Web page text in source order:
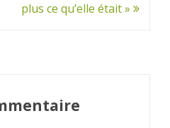
plus ce qu’elle était »